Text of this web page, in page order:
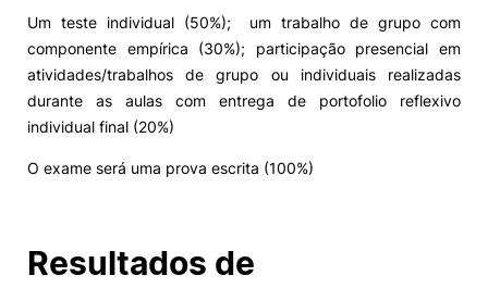
Europeia Política de Privacidade e Cookies
Sugestões,
©2026 Instituto Politécnico de
Um teste individual (50%); um trabalho de grupo com
componente empírica (30%); participação presencial em
atividades/trabalhos de grupo ou individuais realizadas
durante as aulas com entrega de portofolio reflexivo
individual final (20%)
O exame será uma prova escrita (100%)
Resultados de